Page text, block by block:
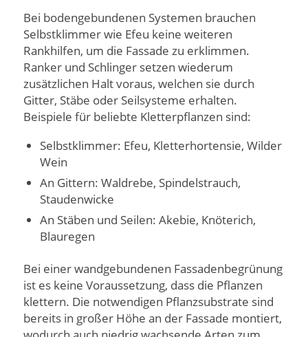
Bei bodengebundenen Systemen brauchen
Selbstklimmer wie Efeu keine weiteren
Rankhilfen, um die Fassade zu erklimmen.
Ranker und Schlinger setzen wiederum
zusätzlichen Halt voraus, welchen sie durch
Gitter, Stäbe oder Seilsysteme erhalten.
Beispiele für beliebte Kletterpflanzen sind:
Selbstklimmer: Efeu, Kletterhortensie, Wilder
Wein
An Gittern: Waldrebe, Spindelstrauch,
Staudenwicke
An Stäben und Seilen: Akebie, Knöterich,
Blauregen
Bei einer wandgebundenen Fassadenbegrünung
ist es keine Voraussetzung, dass die Pflanzen
klettern. Die notwendigen Pflanzsubstrate sind
bereits in großer Höhe an der Fassade montiert,